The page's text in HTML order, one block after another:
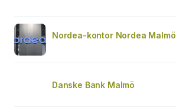
Nordea-kontor Nordea Malmö
Danske Bank Malmö